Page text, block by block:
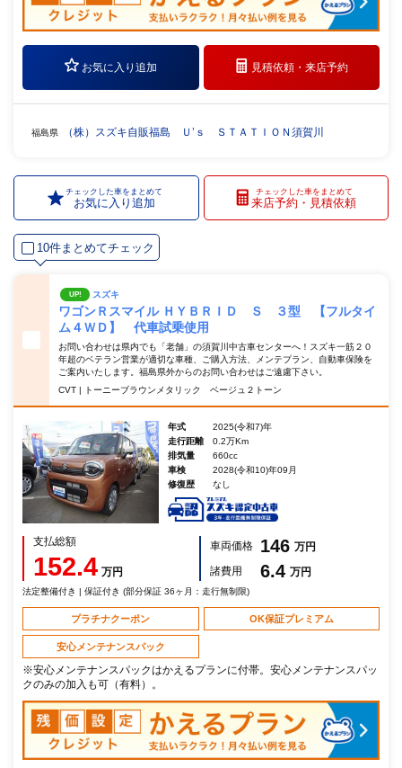
お気に入り追加 見積依頼・来店予約
福島県 （株）スズキ自販福島 Ｕ’ｓ ＳＴＡＴＩＯＮ須賀川
チェックした車をまとめて
お気に入り追加
チェックした車をまとめて
来店予約・見積依頼
10件まとめてチェック
UP! スズキ
ワゴンＲスマイル ＨＹＢＲＩＤ Ｓ ３型 【フルタイ
ム４ＷＤ】 代車試乗使用
お問い合わせは県内でも「老舗」の須賀川中古車センターへ！スズキ一筋２０
年超のベテラン営業が適切な車種、ご購入方法、メンテプラン、自動車保険を
ご案内いたします。福島県外からのお問い合わせはご遠慮下さい。
CVT | トーニーブラウンメタリック ベージュ２トーン
年式
2025(令和7)年
走行距離
0.2万Km
排気量
660cc
車検
2028(令和10)年09月
修復歴
なし
支払総額
152.4 万円
車両価格 146 万円
諸費用
6.4 万円
法定整備付き | 保証付き (部分保証 36ヶ月：走行無制限)
プラチナクーポン OK保証プレミアム
安心メンテナンスパック
※安心メンテナンスパックはかえるプランに付帯。安心メンテナンスパッ
クのみの加入も可（有料）。